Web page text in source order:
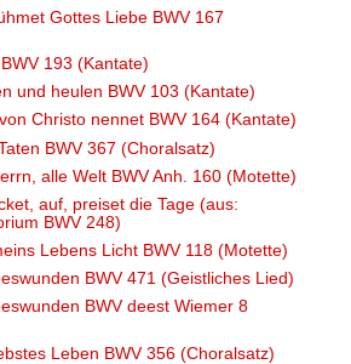
Gottes Liebe BWV 167
193 (Kantate)
und heulen BWV 103 (Kantate)
Christo nennet BWV 164 (Kantate)
BWV 367 (Choralsatz)
alle Welt BWV Anh. 160 (Motette)
auf, preiset die Tage (aus:
BWV 248)
Lebens Licht BWV 118 (Motette)
BWV 471 (Geistliches Lied)
BWV deest Wiemer 8
Leben BWV 356 (Choralsatz)